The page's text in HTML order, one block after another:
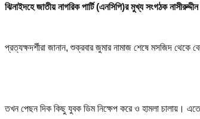
ঝিনাইদহে জাতীয় নাগরিক পার্টি (এনসিপি)র মুখ্য সংগঠক
প্রত্যক্ষদর্শীরা জানান, শুক্রবার জুমার নামাজ শেষে মসজিদ থেকে
তখন পেছন দিক কিছু যুবক ডিম নিক্ষেপ করে ও হামলা চালায়।